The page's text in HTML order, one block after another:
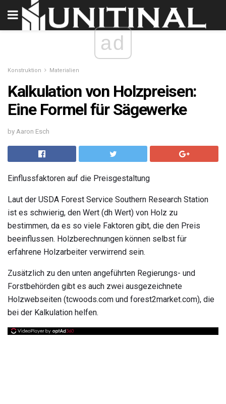
ad
Konstruktion Materialien
Kalkulation von Holzpreisen:
Eine Formel für Sägewerke
by Aaron Esch
Einflussfaktoren auf die Preisgestaltung
Laut der USDA Forest Service Southern Research Station
ist es schwierig, den Wert (dh Wert) von Holz zu
bestimmen, da es so viele Faktoren gibt, die den Preis
beeinflussen. Holzberechnungen können selbst für
erfahrene Holzarbeiter verwirrend sein.
Zusätzlich zu den unten angeführten Regierungs- und
Forstbehörden gibt es auch zwei ausgezeichnete
Holzwebseiten (tcwoods.com und forest2market.com), die
bei der Kalkulation helfen.